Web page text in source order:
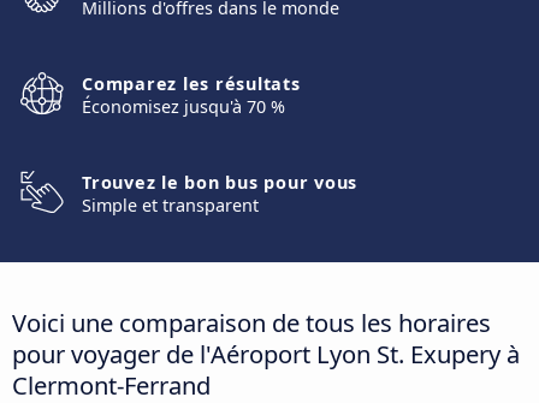
Millions d'offres dans le monde
Comparez les résultats
Économisez jusqu'à 70 %
Trouvez le bon bus pour vous
Simple et transparent
Voici une comparaison de tous les horaires
pour voyager de l'Aéroport Lyon St. Exupery à
Clermont-Ferrand